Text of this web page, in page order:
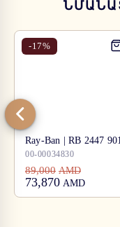
-17%
Ray-Ban | RB 2447
00-00034830
89,000 AMD
73,870 AMD